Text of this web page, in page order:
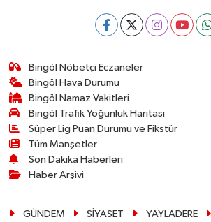
Bingöl Nöbetçi Eczaneler
Bingöl Hava Durumu
Bingöl Namaz Vakitleri
Bingöl Trafik Yoğunluk Haritası
Süper Lig Puan Durumu ve Fikstür
Tüm Manşetler
Son Dakika Haberleri
Haber Arşivi
GÜNDEM SİYASET YAYLADERE